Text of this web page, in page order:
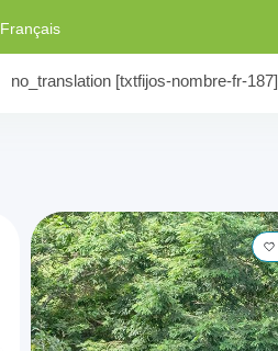
Français
no_translation [txtfijos-nombre-fr-187]